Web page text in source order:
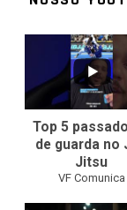
0
Top 5
de guarda no
Jitsu
VF Comunica